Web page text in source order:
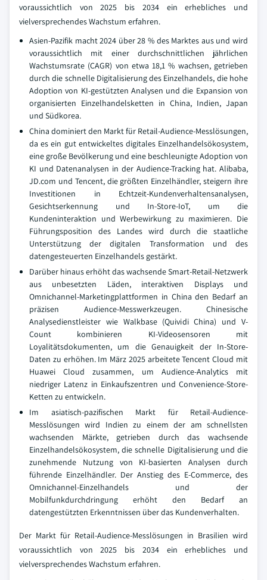
voraussichtlich von 2025 bis 2034 ein erhebliches und
vielversprechendes Wachstum erfahren.
Asien-Pazifik macht 2024 über 28 % des Marktes aus und wird
voraussichtlich mit einer durchschnittlichen jährlichen
Wachstumsrate (CAGR) von etwa 18,1 % wachsen, getrieben
durch die schnelle Digitalisierung des Einzelhandels, die hohe
Adoption von KI-gestützten Analysen und die Expansion von
organisierten Einzelhandelsketten in China, Indien, Japan
und Südkorea.
China dominiert den Markt für Retail-Audience-Messlösungen,
da es ein gut entwickeltes digitales Einzelhandelsökosystem,
eine große Bevölkerung und eine beschleunigte Adoption von
KI und Datenanalysen in der Audience-Tracking hat. Alibaba,
JD.com und Tencent, die größten Einzelhändler, steigern ihre
Investitionen in Echtzeit-Kundenverhaltensanalysen,
Gesichtserkennung und In-Store-IoT, um die
Kundeninteraktion und Werbewirkung zu maximieren. Die
Führungsposition des Landes wird durch die staatliche
Unterstützung der digitalen Transformation und des
datengesteuerten Einzelhandels gestärkt.
Darüber hinaus erhöht das wachsende Smart-Retail-Netzwerk
aus unbesetzten Läden, interaktiven Displays und
Omnichannel-Marketingplattformen in China den Bedarf an
präzisen Audience-Messwerkzeugen. Chinesische
Analysedienstleister wie Walkbase (Quividi China) und V-
Count kombinieren KI-Videosensoren mit
Loyalitätsdokumenten, um die Genauigkeit der In-Store-
Daten zu erhöhen. Im März 2025 arbeitete Tencent Cloud mit
Huawei Cloud zusammen, um Audience-Analytics mit
niedriger Latenz in Einkaufszentren und Convenience-Store-
Ketten zu entwickeln.
Im asiatisch-pazifischen Markt für Retail-Audience-
Messlösungen wird Indien zu einem der am schnellsten
wachsenden Märkte, getrieben durch das wachsende
Einzelhandelsökosystem, die schnelle Digitalisierung und die
zunehmende Nutzung von KI-basierten Analysen durch
führende Einzelhändler. Der Anstieg des E-Commerce, des
Omnichannel-Einzelhandels und der
Mobilfunkdurchdringung erhöht den Bedarf an
datengestützten Erkenntnissen über das Kundenverhalten.
Der Markt für Retail-Audience-Messlösungen in Brasilien wird
voraussichtlich von 2025 bis 2034 ein erhebliches und
vielversprechendes Wachstum erfahren.